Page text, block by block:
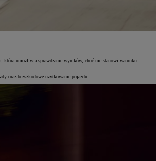
która umożliwia sprawdzanie wyników, choć nie stanowi warunku
oraz bezszkodowe użytkowanie pojazdu.